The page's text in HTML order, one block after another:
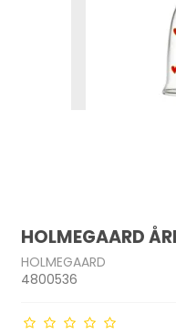
HOLMEGAARD
HOLMEGAARD
4800536